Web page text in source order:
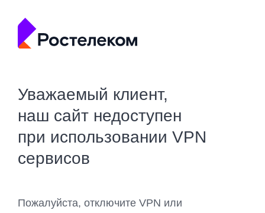
Уважаемый клиент,
наш сайт недоступен
при использовании VPN
сервисов
Пожалуйста, отключите VPN или